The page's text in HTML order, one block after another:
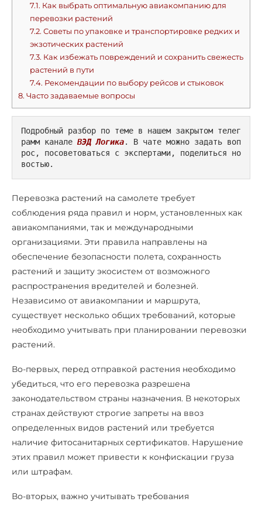
7.1. Как выбрать оптимальную авиакомпанию для
перевозки растений
7.2. Советы по упаковке и транспортировке редких и
экзотических растений
7.3. Как избежать повреждений и сохранить свежесть
растений в пути
7.4. Рекомендации по выбору рейсов и стыковок
8. Часто задаваемые вопросы
Подробный разбор по теме в нашем закрытом телег
рамм канале ВЭД Логика. В чате можно задать воп
рос, посоветоваться с экспертами, поделиться но
востью.
Перевозка растений на самолете требует
соблюдения ряда правил и норм, установленных как
авиакомпаниями, так и международными
организациями. Эти правила направлены на
обеспечение безопасности полета, сохранность
растений и защиту экосистем от возможного
распространения вредителей и болезней.
Независимо от авиакомпании и маршрута,
существует несколько общих требований, которые
необходимо учитывать при планировании перевозки
растений.
Во-первых, перед отправкой растения необходимо
убедиться, что его перевозка разрешена
законодательством страны назначения. В некоторых
странах действуют строгие запреты на ввоз
определенных видов растений или требуется
наличие фитосанитарных сертификатов. Нарушение
этих правил может привести к конфискации груза
или штрафам.
Во-вторых, важно учитывать требования